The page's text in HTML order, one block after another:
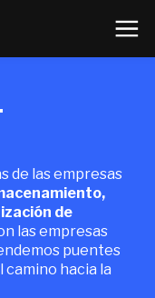
de las empresas
de
las empresas
puentes
camino hacia la